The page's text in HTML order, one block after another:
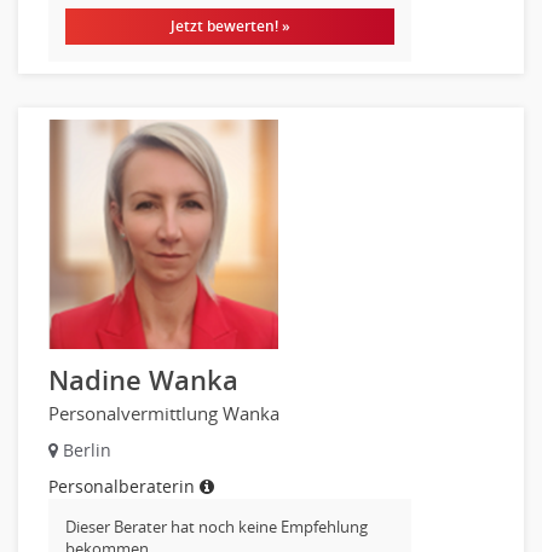
Hebamme, Entbindungshelfer
Heilerziehungspfleger
Pflegehelfer
Physiotherapie
Sanitätsdienst, ambulanter Dienst
Strahlentherapie
Außendienst
Immobilienmakler
Innendienst, Sachbearbeitung
Kundenservice
Vertrieb & Verkauf Leitung, Teamleitung
Pharmaberater
Pre-Sales
Jetzt bewerten! »
Nadine Wanka
Personalvermittlung Wanka
Berlin
Personalberaterin
Dieser Berater hat noch keine Empfehlung